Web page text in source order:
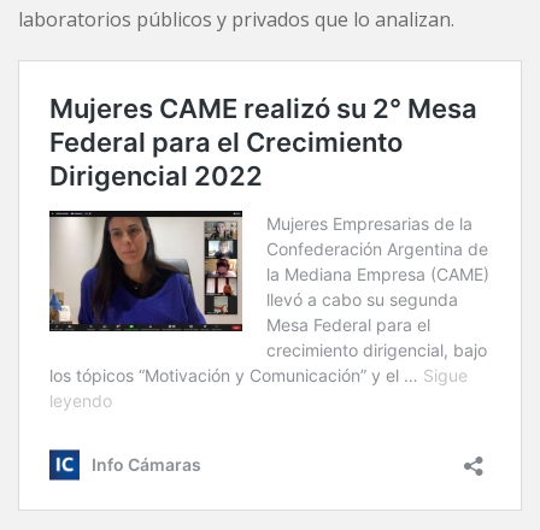
laboratorios públicos y privados que lo analizan.